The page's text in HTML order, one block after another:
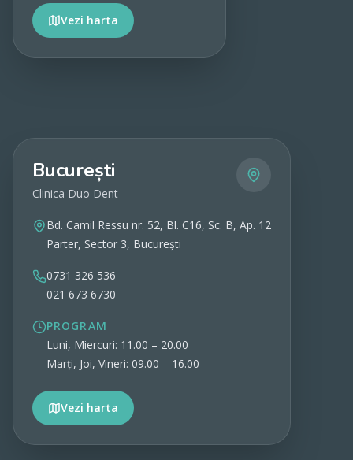
Vezi harta
Vezi detalii
București
Clinica Duo Dent
Bd. Camil Ressu nr. 52, Bl. C16, Sc. B, Ap. 12
Parter, Sector 3, București
0731 326 536
021 673 6730
PROGRAM
Luni, Miercuri: 11.00 – 20.00
Marți, Joi, Vineri: 09.00 – 16.00
Vezi harta